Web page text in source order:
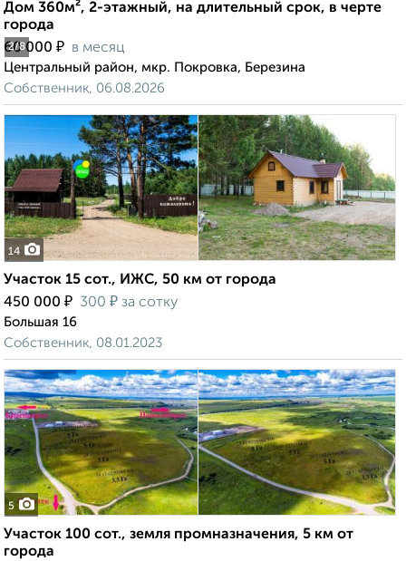
2/8
Дом 360м², 2-этажный, на длительный срок, в черте
города
60 000 ₽ в месяц
Центральный район, мкр. Покровка, Березина
Собственник, 06.08.2026
14
Участок 15 сот., ИЖС, 50 км от города
450 000 ₽ 300 ₽ за сотку
Большая 16
Собственник, 08.01.2023
5
Участок 100 сот., земля промназначения, 5 км от
города